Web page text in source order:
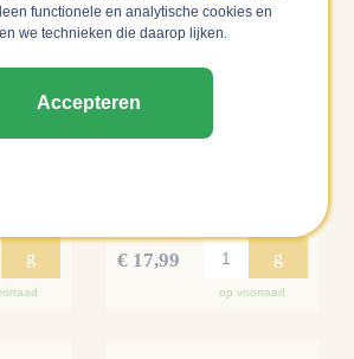
g
Von Oetinger Riesling
€ 17,99 g
op voorraad
functionele en analytische cookies en
we technieken die daarop lijken.
Accepteren